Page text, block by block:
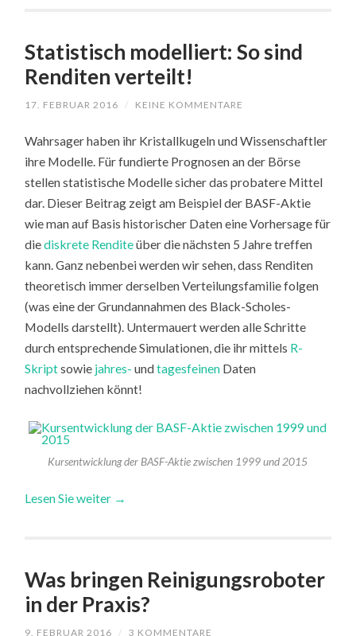
Statistisch modelliert: So sind
Renditen verteilt!
17. FEBRUAR 2016 / KEINE KOMMENTARE
Wahrsager haben ihr Kristallkugeln und Wissenschaftler
ihre Modelle. Für fundierte Prognosen an der Börse
stellen statistische Modelle sicher das probatere Mittel
dar. Dieser Beitrag zeigt am Beispiel der BASF-Aktie
wie man auf Basis historischer Daten eine Vorhersage für
diediskrete Renditeüber die nächsten 5 Jahre treffen
kann. Ganz nebenbei werden wir sehen, dass Renditen
theoretisch immer derselben Verteilungsfamilie folgen
(was eine der Grundannahmen des Black-Scholes-
Modells darstellt). Untermauert werden alle Schritte
durch entsprechende Simulationen, die ihr mittels R-
Skriptsowie jahres- undtagesfeinen Daten
nachvollziehen könnt!
Kursentwicklung der BASF-Aktie zwischen 1999 und 2015
Lesen Sie weiter →
Was bringen Reinigungsroboter
in der Praxis?
9. FEBRUAR 2016 / 3 KOMMENTARE